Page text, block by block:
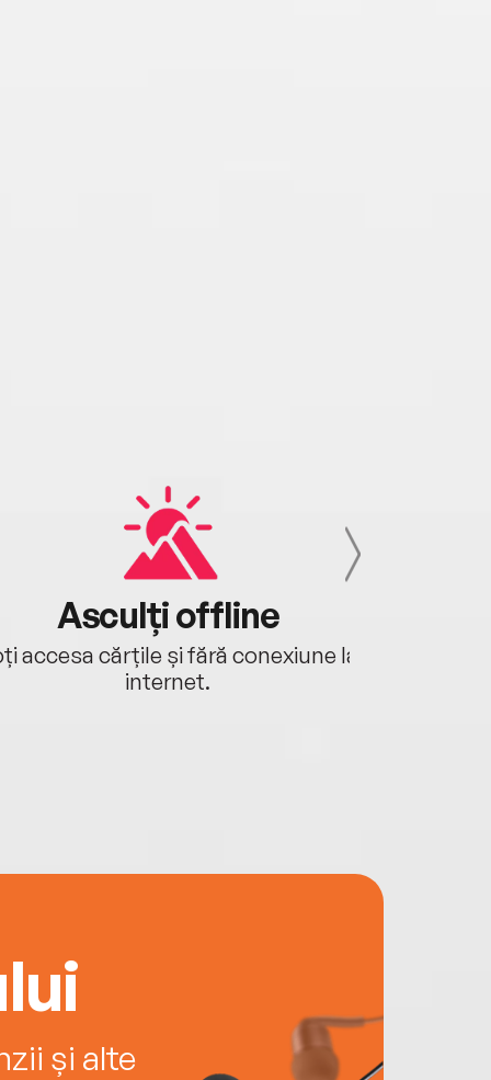
Asculți offline
accesa cărțile și fără conexiune la
internet.
și alte